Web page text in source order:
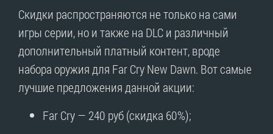
Скидки распространяются не только на сами
игры серии, но и также на DLC и различный
дополнительный платный контент, вроде
набора оружия для Far Cry New Dawn. Вот самые
лучшие предложения данной акции:
Far Cry — 240 руб (скидка 60%);